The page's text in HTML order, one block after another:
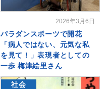
2026年3月6日
パラダンスポーツで開花
「病人ではない、元気な私
を見て！」表現者としての
一歩 梅津絵里さん
社会